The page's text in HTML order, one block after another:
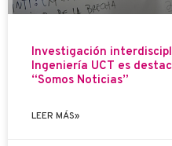
Investigación
Ingeniería UCT es
“Somos Noticias”
LEER MÁS»